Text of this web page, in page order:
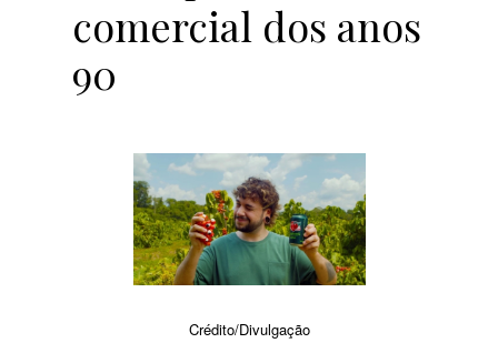
comercial dos anos
90
Crédito/Divulgação